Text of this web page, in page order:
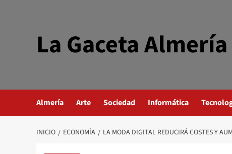
La Gaceta Almería
Almería Arte Sociedad Informática
INICIO ECONOMÍA LA MODA DIGITAL REDUCIRÁ COSTES Y